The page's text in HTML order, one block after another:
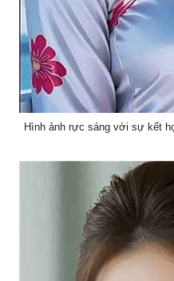
Hình ảnh rực sáng với sự kết